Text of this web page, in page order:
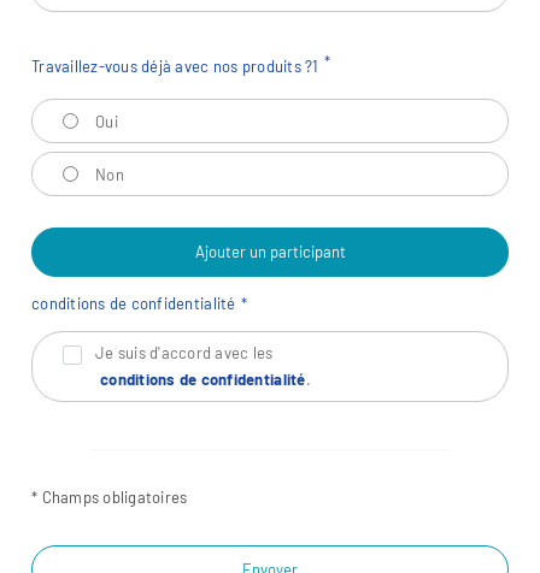
Ajouter un participant
Travaillez-vous déjà avec nos produits ?1
Oui
Non
conditions de confidentialité
Je suis d'accord avec les
conditions de confidentialité.
* Champs obligatoires
Envoyer